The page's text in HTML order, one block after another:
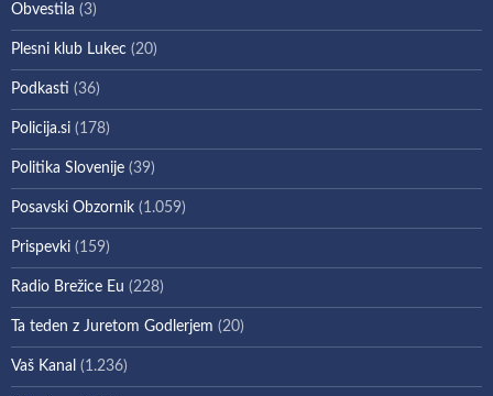
Obvestila (3)
Plesni klub Lukec (20)
Podkasti (36)
Policija.si (178)
Politika Slovenije (39)
Posavski Obzornik (1.059)
Prispevki (159)
Radio Brežice Eu (228)
Ta teden z Juretom Godlerjem (20)
Vaš Kanal (1.236)